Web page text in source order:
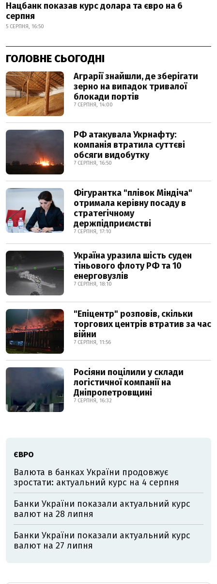
Нацбанк показав курс долара та євро на 6
серпня
5 СЕРПНЯ, 16:50
ГОЛОВНЕ СЬОГОДНІ
Аграрії знайшли, де зберігати
зерно на випадок тривалої
блокади портів
7 СЕРПНЯ, 14:00
РФ атакувала Укрнафту:
компанія втратила суттєві
обсяги видобутку
7 СЕРПНЯ, 16:50
Фігурантка "плівок Міндіча"
отримала керівну посаду в
стратегічному
держпідприємстві
7 СЕРПНЯ, 17:10
Україна уразила шість суден
тіньового флоту РФ та 10
енерговузлів
7 СЕРПНЯ, 18:10
"Епіцентр" розповів, скільки
торгових центрів втратив за час
війни
7 СЕРПНЯ, 11:56
Росіяни поцілили у склади
логістичної компанії на
Дніпропетровщині
7 СЕРПНЯ, 16:32
ЄВРО
Валюта в банках України продовжує
зростати: актуальний курс на 4 серпня
Банки України показали актуальний курс
валют на 28 липня
Банки України показали актуальний курс
валют на 27 липня